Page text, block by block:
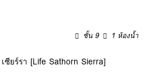
ชั้น 9
1 ห้องน้ำ
ยร์รา [Life Sathorn Sierra]